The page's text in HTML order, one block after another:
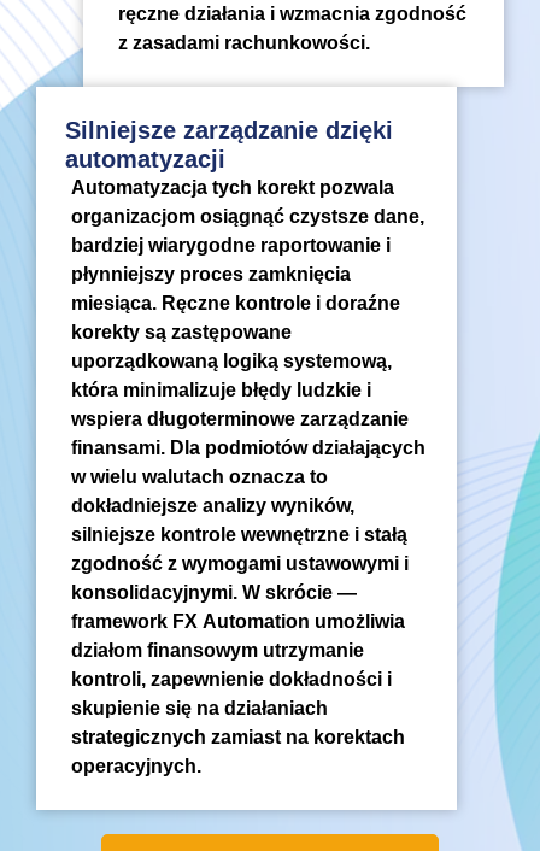
ręczne działania i wzmacnia zgodność
z zasadami rachunkowości.
Silniejsze zarządzanie dzięki
automatyzacji
Automatyzacja tych korekt pozwala
organizacjom osiągnąć czystsze dane,
bardziej wiarygodne raportowanie i
płynniejszy proces zamknięcia
miesiąca. Ręczne kontrole i doraźne
korekty są zastępowane
uporządkowaną logiką systemową,
która minimalizuje błędy ludzkie i
wspiera długoterminowe zarządzanie
finansami. Dla podmiotów działających
w wielu walutach oznacza to
dokładniejsze analizy wyników,
silniejsze kontrole wewnętrzne i stałą
zgodność z wymogami ustawowymi i
konsolidacyjnymi. W skrócie —
framework FX Automation umożliwia
działom finansowym utrzymanie
kontroli, zapewnienie dokładności i
skupienie się na działaniach
strategicznych zamiast na korektach
operacyjnych.